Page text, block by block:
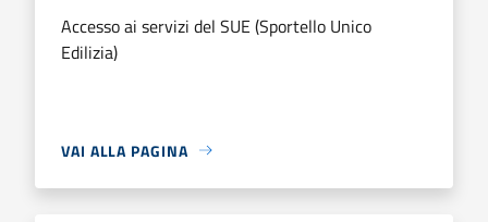
Accesso ai servizi del SUE (Sportello Unico
Edilizia)
VAI ALLA PAGINA